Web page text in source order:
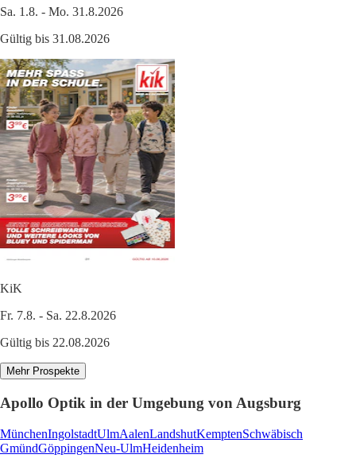
Sa. 1.8. - Mo. 31.8.2026
Gültig bis 31.08.2026
KiK
Fr. 7.8. - Sa. 22.8.2026
Gültig bis 22.08.2026
Mehr Prospekte
Apollo Optik in der Umgebung von Augsburg
MünchenIngolstadtUlmAalenLandshutKemptenSchwäbisch
GmündGöppingenNeu-UlmHeidenheim